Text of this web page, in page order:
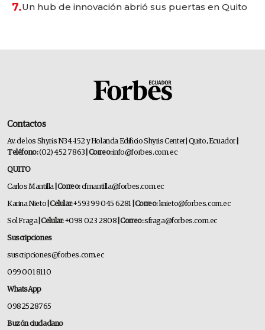
7.Un hub de innovación abrió sus puertas en Quito
Contactos
Av. de los Shyris N34-152 y Holanda Edificio Shyris Center | Quito, Ecuador
Teléfono:(02) 452 7863 | Correo:info@forbes.com.ec
QUITO
Carlos Mantilla | Correo:cfmantilla@forbes.com.ec
Karina Nieto | Celular:+593 99 045 6281 | Correo: knieto@forbes.com.ec
Sol Fraga | Celular:+098 023 2808 | Correo:sfraga@forbes.com.ec
Suscripciones
suscripciones@forbes.com.ec
099 001 8110
WhatsApp
0982528765
Buzón ciudadano